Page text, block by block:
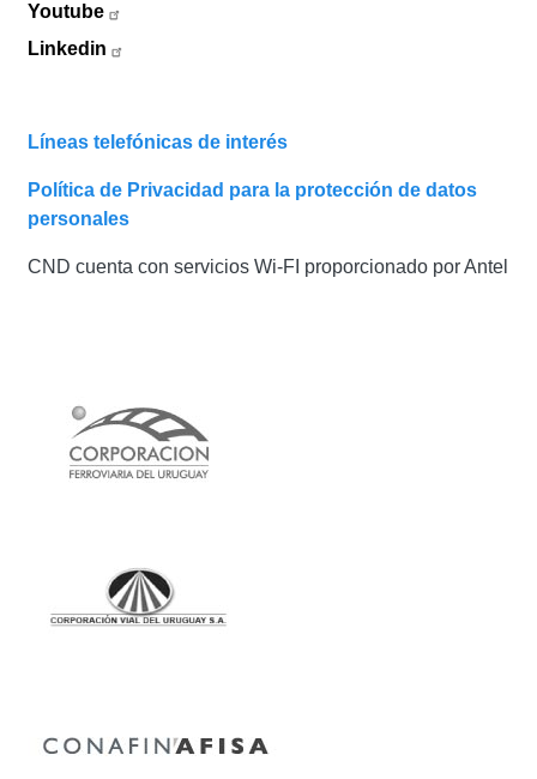
Youtube
Linkedin
Líneas telefónicas de interés
Política de Privacidad para la protección de datos
personales
CND cuenta con servicios Wi-FI proporcionado por Antel